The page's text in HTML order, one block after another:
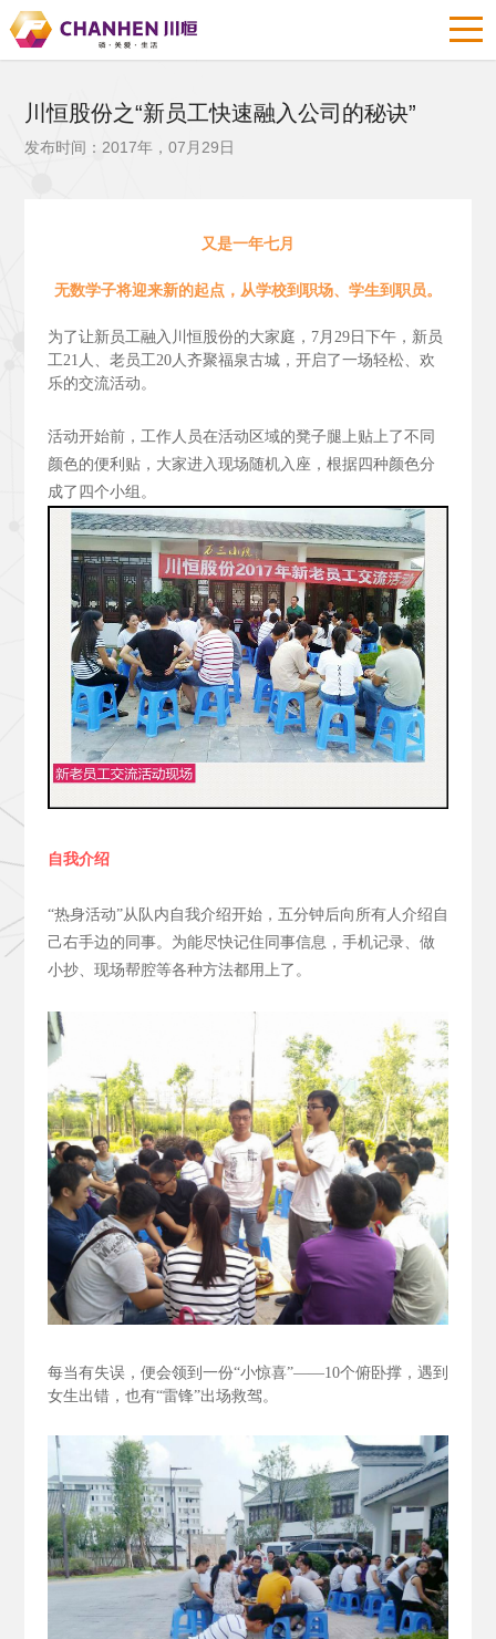
川恒股份之“新员工快速融入公司的秘诀”
发布时间：2017年，07月29日
又是一年七月
无数学子将迎来新的起点，从学校到职场、学生到职员。
为了让新员工融入川恒股份的大家庭，7月29日下午，新员
工21人、老员工20人齐聚福泉古城，开启了一场轻松、欢
乐的交流活动。
活动开始前，工作人员在活动区域的凳子腿上贴上了不同
颜色的便利贴，大家进入现场随机入座，根据四种颜色分
成了四个小组。
自我介绍
“热身活动”从队内自我介绍开始，五分钟后向所有人介绍自
己右手边的同事。为能尽快记住同事信息，手机记录、做
小抄、现场帮腔等各种方法都用上了。
每当有失误，便会领到一份“小惊喜”——10个俯卧撑，遇到
女生出错，也有“雷锋”出场救驾。